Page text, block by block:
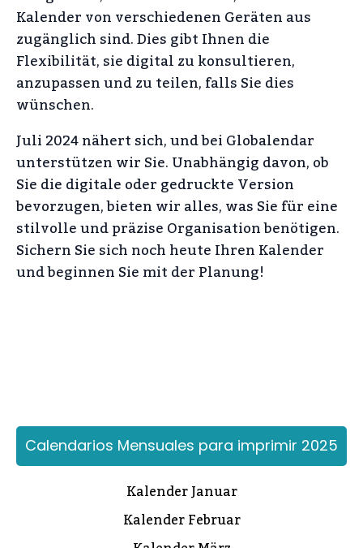
Kalender von verschiedenen Geräten aus
zugänglich sind. Dies gibt Ihnen die
Flexibilität, sie digital zu konsultieren,
anzupassen und zu teilen, falls Sie dies
wünschen.
Juli 2024 nähert sich, und bei Globalendar
unterstützen wir Sie. Unabhängig davon, ob
Sie die digitale oder gedruckte Version
bevorzugen, bieten wir alles, was Sie für eine
stilvolle und präzise Organisation benötigen.
Sichern Sie sich noch heute Ihren Kalender
und beginnen Sie mit der Planung!
Calendarios Mensuales para imprimir 2025
Kalender Januar
Kalender Februar